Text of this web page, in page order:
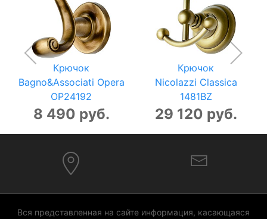
Крючок
Bagno&Associati Opera
OP24192
8 490 руб.
Крючок
Nicolazzi Classica
1481BZ
29 120 руб.
Вся представленная на сайте информация, касающаяся